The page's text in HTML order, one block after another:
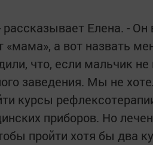
Елена. - Он
а вот назвать
что, если мальчик не
заведения. Мы не
курсы
приборов. Но
пройти хотя бы два